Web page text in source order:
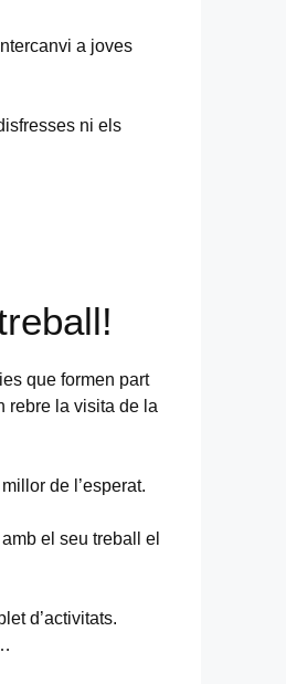
a joves
ni els
que formen part
rebre la visita de la
de l’esperat.
el seu treball el
d’activitats.